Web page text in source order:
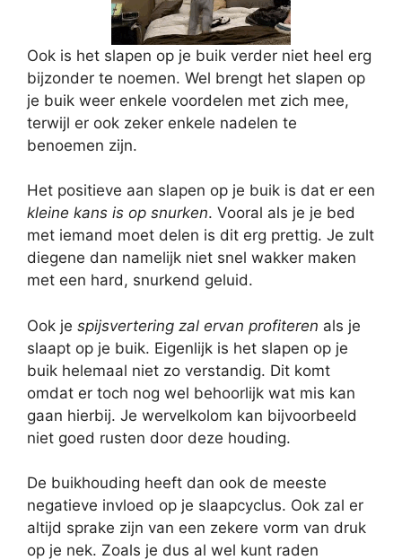
Ook is het slapen op je buik verder niet heel erg
bijzonder te noemen. Wel brengt het slapen op
je buik weer enkele voordelen met zich mee,
terwijl er ook zeker enkele nadelen te
benoemen zijn.
Het positieve aan slapen op je buik is dat er een
kleine kans is op snurken. Vooral als je je bed
met iemand moet delen is dit erg prettig. Je zult
diegene dan namelijk niet snel wakker maken
met een hard, snurkend geluid.
Ook je spijsvertering zal ervan profiteren als je
slaapt op je buik. Eigenlijk is het slapen op je
buik helemaal niet zo verstandig. Dit komt
omdat er toch nog wel behoorlijk wat mis kan
gaan hierbij. Je wervelkolom kan bijvoorbeeld
niet goed rusten door deze houding.
De buikhouding heeft dan ook de meeste
negatieve invloed op je slaapcyclus. Ook zal er
altijd sprake zijn van een zekere vorm van druk
op je nek. Zoals je dus al wel kunt raden